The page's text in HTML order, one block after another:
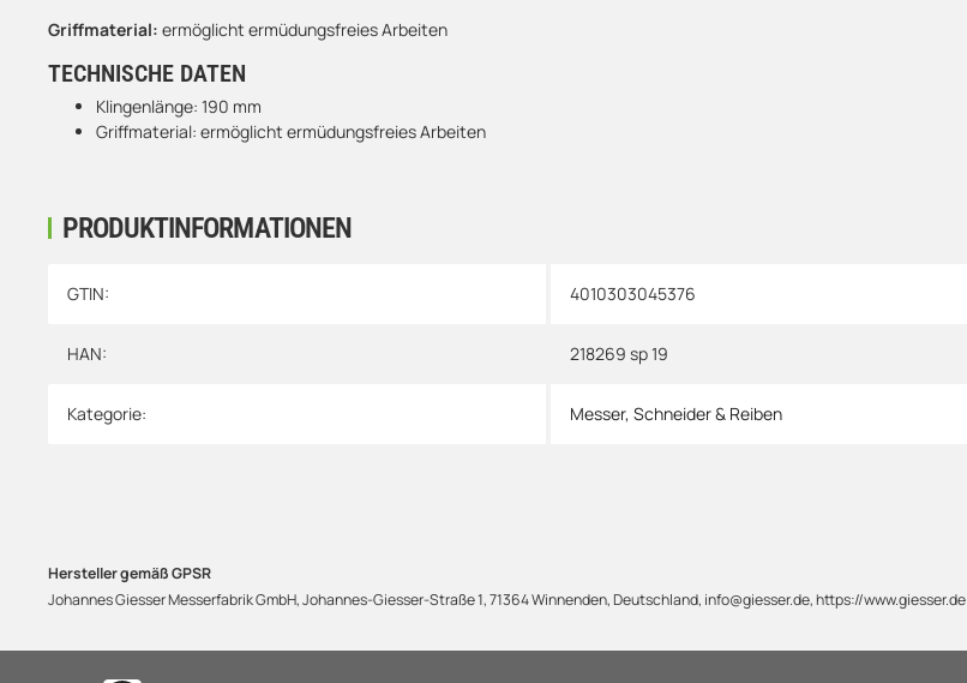
PRODUKTINFORMATIONEN
Produkteigenschaft
Wert
GTIN: 4010303045376
HAN: 218269 sp 19
Kategorie: Messer, Schneider & Reiben
Griffmaterial: ermöglicht ermüdungsfreies Arbeiten
TECHNISCHE DATEN
Klingenlänge: 190 mm
Griffmaterial: ermöglicht ermüdungsfreies Arbeiten
Hersteller gemäß GPSR
Johannes Giesser Messerfabrik GmbH, Johannes-Giesser-Straße 1, 71364 Winnenden, Deutschland, info@giesser.de, https://www.giesser.de